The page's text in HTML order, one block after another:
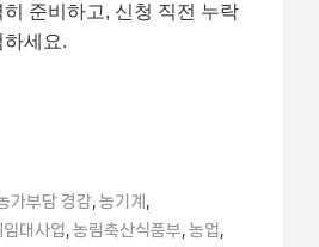
히 준비하고, 신청 직전 누락
세요.
가부담 경감 ,농기계
대사업 농림축산식품부 농업